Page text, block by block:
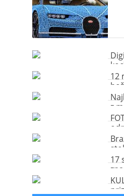
12
z
17